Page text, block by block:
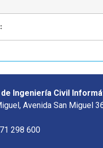
de Ingeniería Civil
Avenida San Miguel
298 600